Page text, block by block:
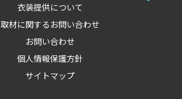
衣装提供について
取材に関するお問い合わせ
お問い合わせ
個人情報保護方針
サイトマップ